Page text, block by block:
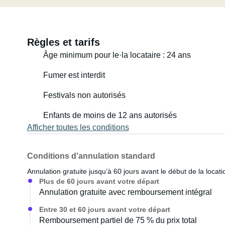
Règles et tarifs
Âge minimum pour le·la locataire : 24 ans
Fumer est interdit
Festivals non autorisés
Enfants de moins de 12 ans autorisés
Afficher toutes les conditions
Conditions d'annulation standard
Annulation gratuite jusqu’à 60 jours avant le début de la
Plus de 60 jours avant votre départ
Annulation gratuite avec remboursement intégral
Entre 30 et 60 jours avant votre départ
Remboursement partiel de 75 % du prix total